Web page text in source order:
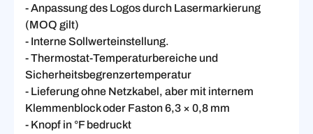
- Anpassung des Logos durch Lasermarkierung
(MOQ gilt)
- Interne Sollwerteinstellung.
- Thermostat-Temperaturbereiche und
Sicherheitsbegrenzertemperatur
- Lieferung ohne Netzkabel, aber mit internem
Klemmenblock oder Faston 6,3 × 0,8 mm
- Knopf in °F bedruckt